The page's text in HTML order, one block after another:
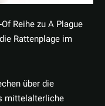
Reihe zu A Plague
Rattenplage im
über die
mittelalterliche